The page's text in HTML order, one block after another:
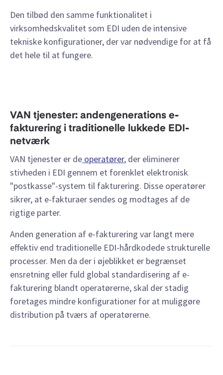
Den tilbød den samme funktionalitet i
virksomhedskvalitet som EDI uden de intensive
tekniske konfigurationer, der var nødvendige for at få
det hele til at fungere.
VAN tjenester: andengenerations e-
fakturering i traditionelle lukkede EDI-
netværk
VAN tjenester er de operatører, der eliminerer
stivheden i EDI gennem et forenklet elektronisk
"postkasse"-system til fakturering. Disse operatører
sikrer, at e-fakturaer sendes og modtages af de
rigtige parter.
Anden generation af e-fakturering var langt mere
effektiv end traditionelle EDI-hårdkodede strukturelle
processer. Men da der i øjeblikket er begrænset
ensretning eller fuld global standardisering af e-
fakturering blandt operatørerne, skal der stadig
foretages mindre konfigurationer for at muliggøre
distribution på tværs af operatørerne.